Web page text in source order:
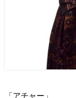
「アチャー」